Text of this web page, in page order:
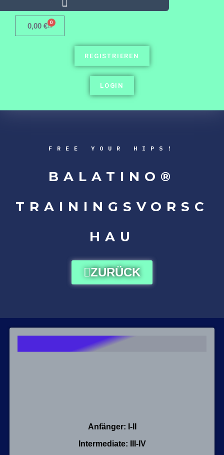
0,00 € 0
REGISTRIEREN
LOGIN
FREE YOUR HIPS!
BALATINO®
TRAININGSVORSC
HAU
ZURÜCK
Anfänger: I-II
Intermediate: III-IV